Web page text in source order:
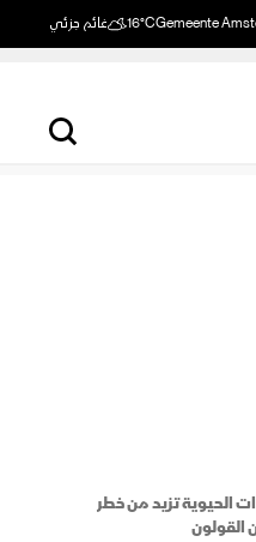
Gemeente
16°C غائم جزئي
الحيوية تزيد من خطر
القولون